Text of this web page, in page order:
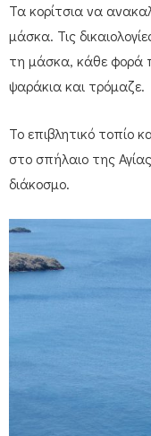
Τα κορίτσια να
μάσκα. Τις
τη μάσκα, κάθε φορά
ψαράκια και τρόμαζε.
Το επιβλητικό τοπίο
στο σπήλαιο της
διάκοσμο.